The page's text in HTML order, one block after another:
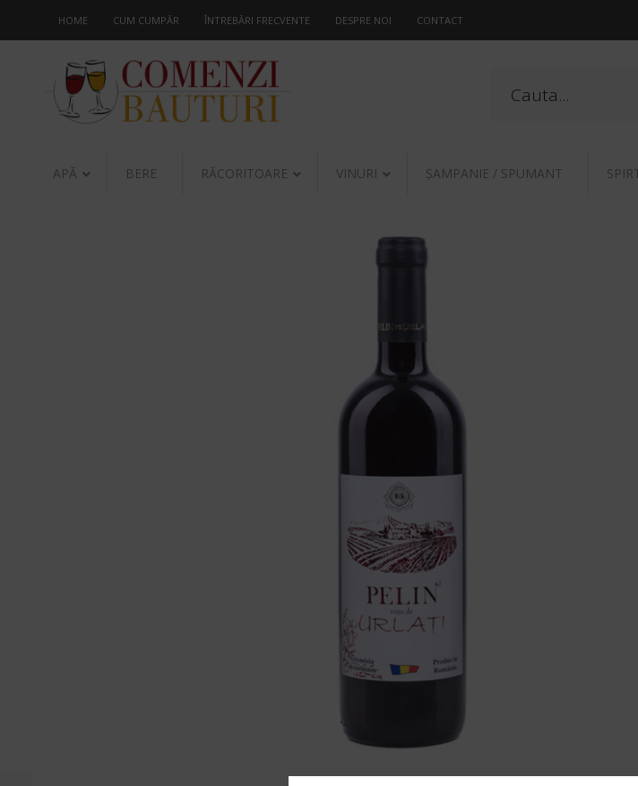
HOME CUM CUMPĂR ÎNTREBĂRI FRECVENTE DESPRE NOI CONTACT
APĂ BERE RĂCORITOARE VINURI ŞAMPANIE / SPUMANT